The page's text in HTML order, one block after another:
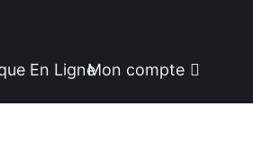
En LigneMon compte